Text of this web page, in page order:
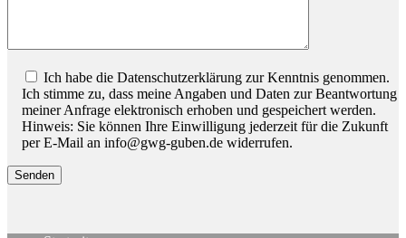
Bitte lassen Sie dieses Feld leer.
Ich habe die Datenschutzerklärung zur Kenntnis genommen.
Ich stimme zu, dass meine Angaben und Daten zur Beantwortung
meiner Anfrage elektronisch erhoben und gespeichert werden.
Hinweis: Sie können Ihre Einwilligung jederzeit für die Zukunft
per E-Mail an info@gwg-guben.de widerrufen.